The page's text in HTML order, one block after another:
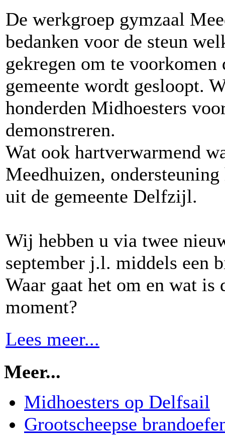
De werkgroep gymzaal
bedanken voor de steun
gekregen om te
gemeente wordt gesloopt.
honderden Midhoesters
demonstreren.
Wat ook hartverwarmend
Meedhuizen,
uit de gemeente Delfzijl.
Wij hebben u via twee
september j.l. middels een
Waar gaat het om en wat is
moment?
Lees meer...
Meer...
Midhoesters op Delfsail
Grootscheepse